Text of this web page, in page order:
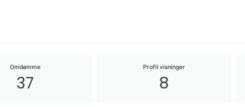
Omdømme
37
Profil visninger
8